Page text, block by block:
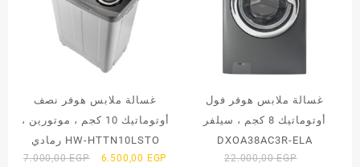
غسالة ملابس هوفر نصف
أوتوماتيك 10 كجم ، موتورين ،
رمادي HW-HTTN10LSTO
7.000,00EGP
Original
6.500,00 EGP
غسالة ملابس هوفر فول
أوتوماتيك 8 كجم ، سيلفر
DXOA38AC3R-ELA
22.000,00EGP